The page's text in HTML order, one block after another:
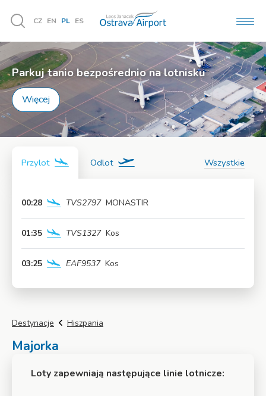
Vyhledávání
CZ EN PL ES
Parkuj tanio bezpośrednio na lotnisku
Więcej
Przylot Odlot Wszystkie
00:28 TVS2797 MONASTIR
01:35 TVS1327 Kos
03:25 EAF9537 Kos
Destynacje Hiszpania
Majorka
Loty zapewniają następujące linie lotnicze: